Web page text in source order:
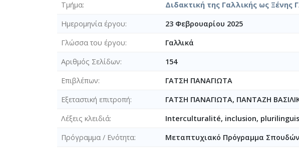
Τμήμα
Διδακτική της Γαλλικής ως Ξένης
Ημερομηνία έργου
23 Φεβρουαρίου 2025
Γλώσσα του έργου
Γαλλικά
Αριθμός Σελίδων
154
Επιβλέπων
ΓΑΤΣΗ ΠΑΝΑΓΙΩΤΑ
Εξεταστική επιτροπή
ΓΑΤΣΗ ΠΑΝΑΓΙΩΤΑ, ΠΑΝΤΑΖΗ
Λέξεις κλειδιά
Interculturalité, inclusion,
Πρόγραμμα / Ενότητα
Μεταπτυχιακό Πρόγραμμα Σπουδών